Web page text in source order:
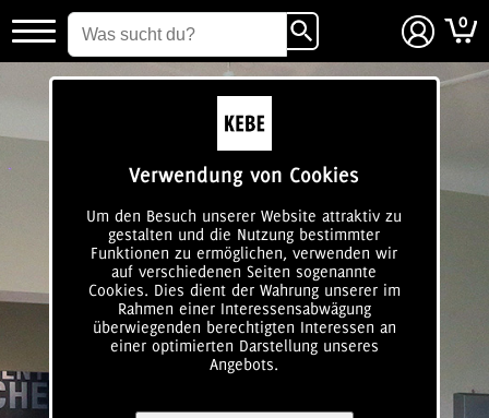
Verwendung von Cookies
Um den Besuch unserer Website attraktiv zu
gestalten und die Nutzung bestimmter
Funktionen zu ermöglichen, verwenden wir
auf verschiedenen Seiten sogenannte
Cookies. Dies dient der Wahrung unserer im
Rahmen einer Interessensabwägung
überwiegenden berechtigten Interessen an
einer optimierten Darstellung unseres
Angebots.
login 0